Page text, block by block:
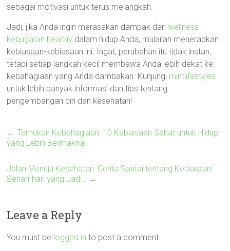
sebagai motivasi untuk terus melangkah.
Jadi, jika Anda ingin merasakan dampak dariwellness
kebugaran healthy dalam hidup Anda, mulailah menerapkan
kebiasaan-kebiasaan ini. Ingat, perubahan itu tidak instan,
tetapi setiap langkah kecil membawa Anda lebih dekat ke
kebahagiaan yang Anda dambakan. Kunjungi mintlifestyles
untuk lebih banyak informasi dan tips tentang
pengembangan diri dan kesehatan!
← Temukan Kebahagiaan: 10 Kebiasaan Sehat untuk Hidup
yang Lebih Bermakna
Jalan Menuju Kesehatan: Cerita Santai tentang Kebiasaan
Sehari-hari yang Jadi… →
Leave a Reply
You must be logged in to post a comment.